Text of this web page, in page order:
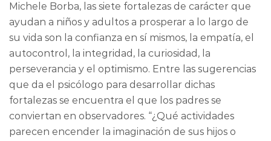
Michele Borba, las siete fortalezas de carácter que
ayudan a niños y adultos a prosperar a lo largo de
su vida son la confianza en sí mismos, la empatía, el
autocontrol, la integridad, la curiosidad, la
perseverancia y el optimismo. Entre las sugerencias
que da el psicólogo para desarrollar dichas
fortalezas se encuentra el que los padres se
conviertan en observadores. “¿Qué actividades
parecen encender la imaginación de sus hijos o